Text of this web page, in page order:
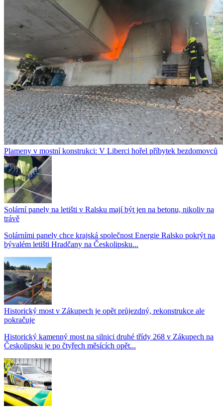
Plameny v mostní konstrukci: V Liberci hořel příbytek bezdomovců
Solární panely na letišti v Ralsku mají být jen na betonu, nikoliv na
trávě
Solárními panely chce krajská společnost Energie Ralsko pokrýt na
bývalém letišti Hradčany na Českolipsku...
Historický most v Zákupech je opět průjezdný, rekonstrukce ale
pokračuje
Historický kamenný most na silnici druhé třídy 268 v Zákupech na
Českolipsku je po čtyřech měsících opět...